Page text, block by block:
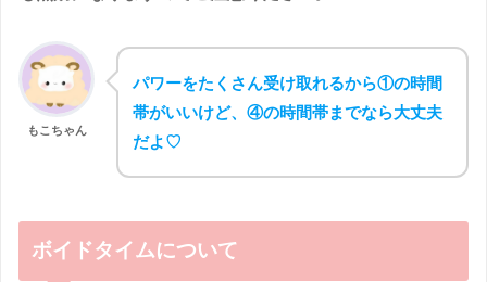
もこちゃん
パワーをたくさん受け取れるから①の時間
帯がいいけど、④の時間帯までなら大丈夫
だよ♡
ボイドタイムについて